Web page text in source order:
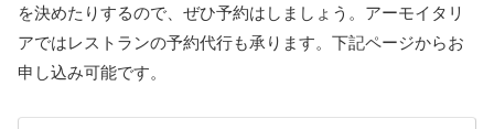
を決めたりするので、ぜひ予約はしましょう。アーモイタリ
アではレストランの予約代行も承ります。下記ページからお
申し込み可能です。